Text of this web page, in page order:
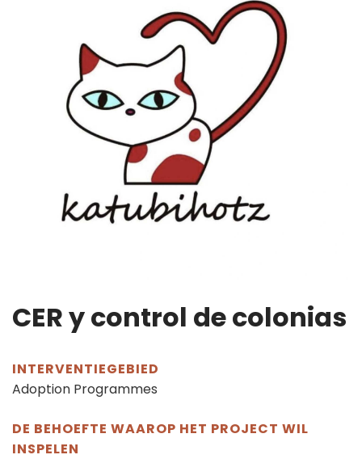
CER y control de colonias
INTERVENTIEGEBIED
Adoption Programmes
DE BEHOEFTE WAAROP HET PROJECT WIL
INSPELEN